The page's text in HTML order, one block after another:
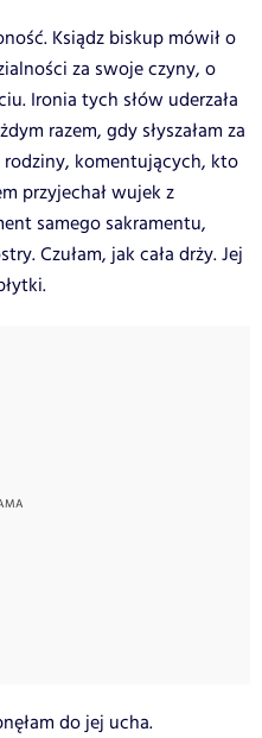
Ksiądz biskup mówił o
za swoje czyny, o
Ironia tych słów uderzała
razem, gdy słyszałam za
komentujących, kto
przyjechał wujek z
samego sakramentu,
Czułam, jak cała drży. Jej
do jej ucha.